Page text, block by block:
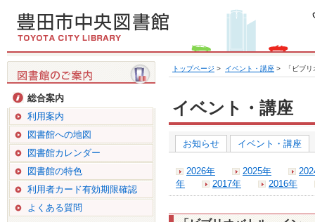
総合案内
利用案内
図書館への地図
図書館カレンダー
図書館の特色
利用者カード有効期限確認
よくある質問
トップページ > イベント・講座 > 「ビブ
イベント・講座
お知らせ イベント・講座
2026年 2025年
年
2017年 2016年